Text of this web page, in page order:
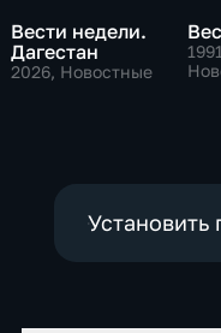
Вести недели.
Дагестан
2026, Новостные